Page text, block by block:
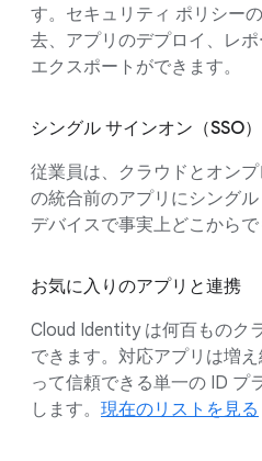
す。セキュリティ ポリシー
去、アプリのデプロイ、レ
エクスポートができます。
シングル サインオン（SSO）
従業員は、クラウドとオン
の統合前のアプリにシング
デバイスで事実上どこからで
お気に入りのアプリと連携
Cloud Identity は何百ものク
できます。対応アプリは増
って信頼できる単一の ID プ
します。 現在のリストを見る